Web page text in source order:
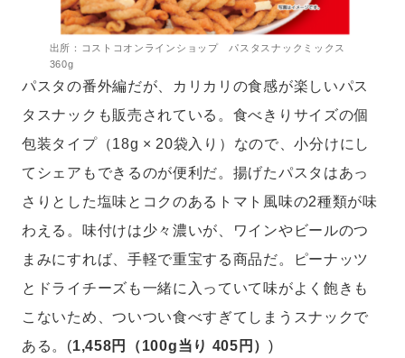
出所：コストコオンラインショップ パスタスナックミックス
360g
パスタの番外編だが、カリカリの食感が楽しいパス
タスナックも販売されている。食べきりサイズの個
包装タイプ（18g × 20袋入り）なので、小分けにし
てシェアもできるのが便利だ。揚げたパスタはあっ
さりとした塩味とコクのあるトマト風味の2種類が味
わえる。味付けは少々濃いが、ワインやビールのつ
まみにすれば、手軽で重宝する商品だ。ピーナッツ
とドライチーズも一緒に入っていて味がよく飽きも
こないため、ついつい食べすぎてしまうスナックで
ある。(1,458円（100g当り 405円）)